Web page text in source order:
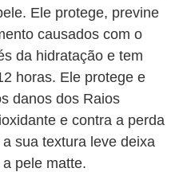
Ele protege, previne
causados com o
da hidratação e tem
horas. Ele protege e
danos dos Raios
e contra a perda
sua textura leve deixa
pele matte.